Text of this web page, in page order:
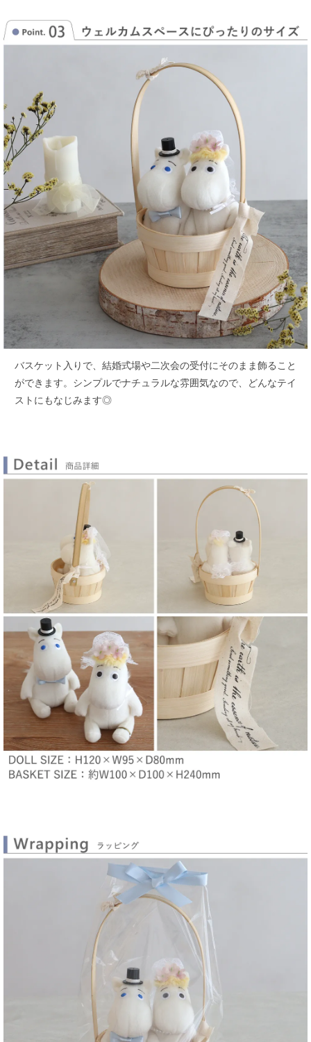
バスケット入りで、結婚式場や二次会の受付にそのまま飾ること
ができます。 シンプルでナチュラルな雰囲気なので、どんなテイ
ストにもなじみます◎